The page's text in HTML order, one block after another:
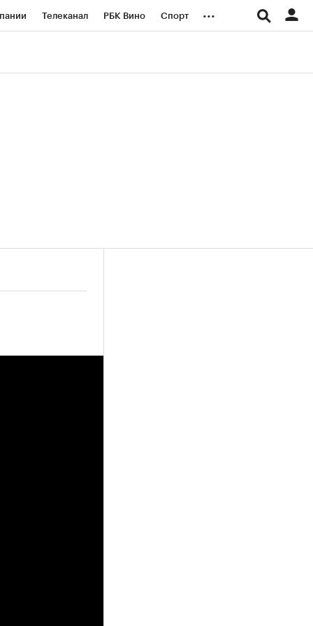
Телеканал РБК Вино Спорт ...